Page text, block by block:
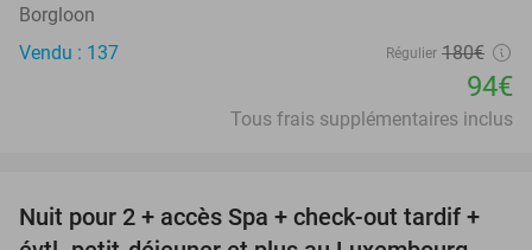
Borgloon
Vendu : 137
Régulier 180€
94€
Tous frais supplémentaires inclus
17%
Nuit pour 2 + accès Spa + check-out tardif +